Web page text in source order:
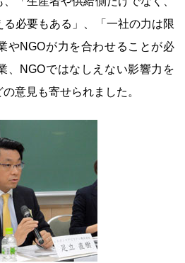
必要もある」、「一社の力は限
やNGOが力を合わせることが必
、NGOではなしえない影響力を
意見も寄せられました。